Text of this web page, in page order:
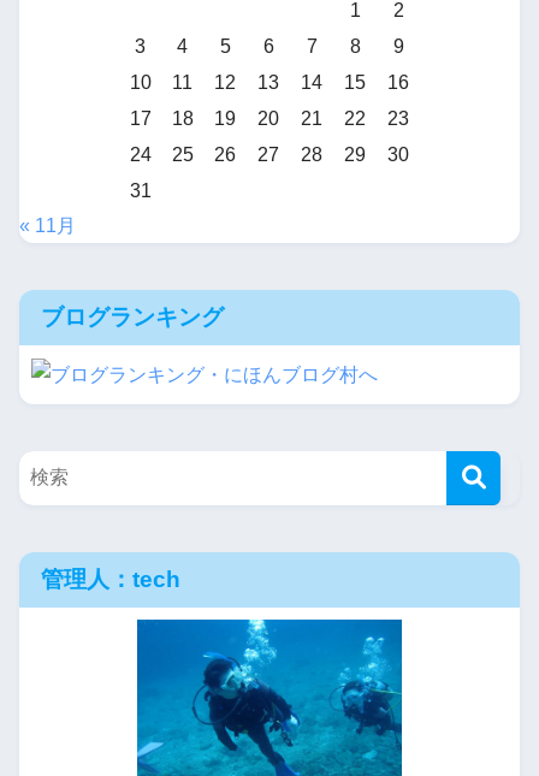
1
2
3
4 5 6 7 8
9
10
11 12 13 14 15
16
17
18 19 20 21 22
23
24
25 26 27 28 29
30
31
« 11月
ブログランキング
管理人：tech